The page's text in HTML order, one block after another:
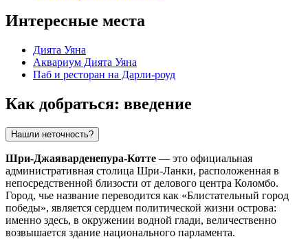
Интересные места
Дията Уяна
Аквариум Дията Уяна
Паб и ресторан на Дарли-роуд
Как добраться: введение
Нашли неточность?
Шри-Джаяварденепура-Котте — это официальная
административная столица Шри-Ланки, расположенная в
непосредственной близости от делового центра Коломбо.
Город, чье название переводится как «Блистательный город
победы», является сердцем политической жизни острова:
именно здесь, в окружении водной глади, величественно
возвышается здание национального парламента.